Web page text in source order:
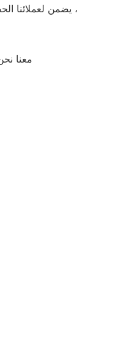
يضمن لعملائنا الحصول علي جهاز منزلي متكامل يعمل بأعلى مستوى من الكفاءة التي ينتظرها عملائنا ولتعزيز الثقة في مركز صيانة الكتروستار شيراتون المطار المعتمد بشيراتون المطار ،
معنا